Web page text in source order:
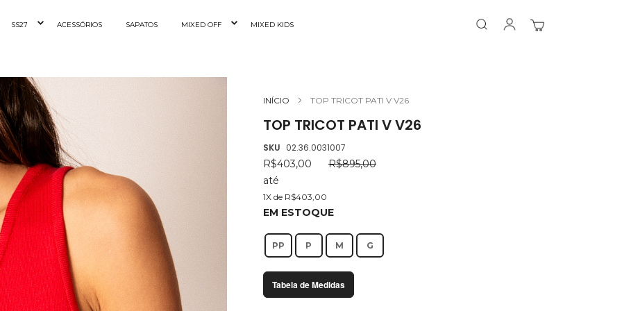
SS27 ACESSÓRIOS SAPATOS MIXED OFF MIXED KIDS Search
Meu Carrinho
INÍCIO TOP TRICOT PATI V V26
TOP TRICOT PATI V V26
SKU 02.36.0031007
R$403,00
R$895,00
até
1X de R$403,00
EM ESTOQUE
PP P M G
Tabela de Medidas